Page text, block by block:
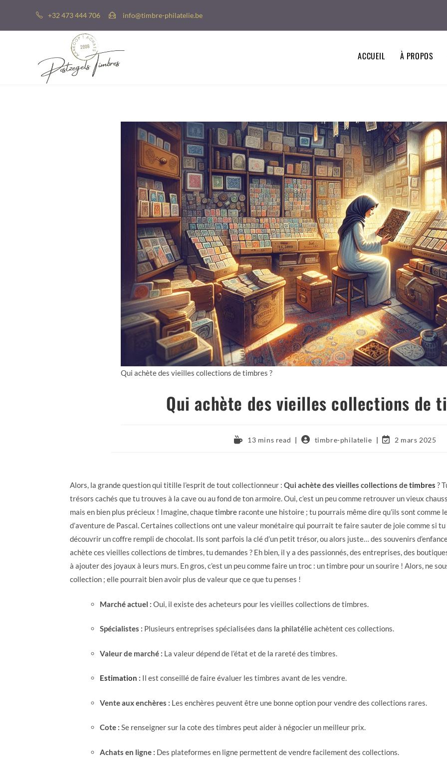
+32 473 444 706 info@timbre-philatelie.be
ACCUEIL À PROPOS
Qui achète des vieilles collections de timbres ?
Qui achète des vieilles collections de
13 mins read timbre-philatelie 2 mars 2025
Alors, la grande question qui titille l’esprit de tout collectionneur : Qui achète des vieilles collections detimbres ?
trésors cachés que tu trouves à la cave ou au fond de ton armoire. Oui, c’est un peu comme retrouver un vieux
mais en bien plus précieux ! Imagine, chaquetimbre raconte une histoire ; tu pourrais même dire qu’ils sont comme
d’aventure de Pascal. Certaines collections ont une valeur monétaire qui pourrait te faire sauter de joie comme si tu
découvrir un coffre rempli de chocolat. Ils sont parfois la clé d’un petit trésor, ou alors juste… des souvenirs
achète ces vieilles collections de timbres, tu demandes ? Eh bien, il y a des passionnés, des entreprises, des
à ajouter des joyaux à leurs murs. En gros, c’est un peu comme faire un troc : un timbre pour un sourire ! Alors, ne
collection ; elle pourrait bien avoir plus de valeur que ce que tu penses !
Marché actuel : Oui, il existe des acheteurs pour les vieilles collections de timbres.
Spécialistes : Plusieurs entreprises spécialisées dans la philatélieachètent ces collections.
Valeur de marché : La valeur dépend de l’état et de la rareté des timbres.
Estimation : Il est conseillé de faire évaluer les timbres avant de les vendre.
Vente aux enchères : Les enchères peuvent être une bonne option pour vendre des collections rares.
Cote : Se renseigner sur la cote des timbres peut aider à négocier un meilleur prix.
Achats en ligne : Des plateformes en ligne permettent de vendre facilement des collections.